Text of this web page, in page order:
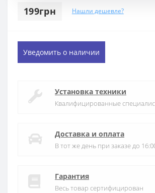
199грн Нашли дешевле?
Уведомить о наличии
Установка техники
Квалифицированные
Доставка и оплата
В тот же день при заказе до
Гарантия
Весь товар сертифицирован